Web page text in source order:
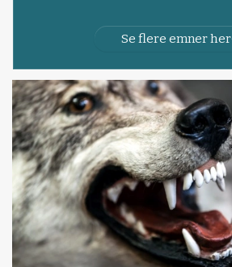
Se flere emner her